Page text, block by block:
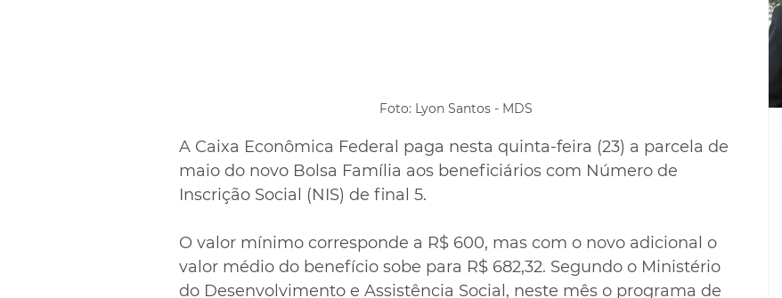
Foto: Lyon Santos - MDS
A Caixa Econômica Federal paga nesta quinta-feira (23) a parcela de
maio do novo Bolsa Família aos beneficiários com Número de
Inscrição Social (NIS) de final 5.
O valor mínimo corresponde a R$ 600, mas com o novo adicional o
valor médio do benefício sobe para R$ 682,32. Segundo o Ministério
do Desenvolvimento e Assistência Social, neste mês o programa de